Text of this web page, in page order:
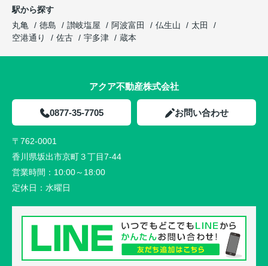
駅から探す
丸亀
徳島 讃岐塩屋 阿波富田 仏生山
太田
空港通り
佐古 宇多津 蔵本
アクア不動産株式会社
0877-35-7705 お問い合わせ
〒762-0001
香川県坂出市京町３丁目7-44
営業時間： 10:00～18:00
定休日： 水曜日